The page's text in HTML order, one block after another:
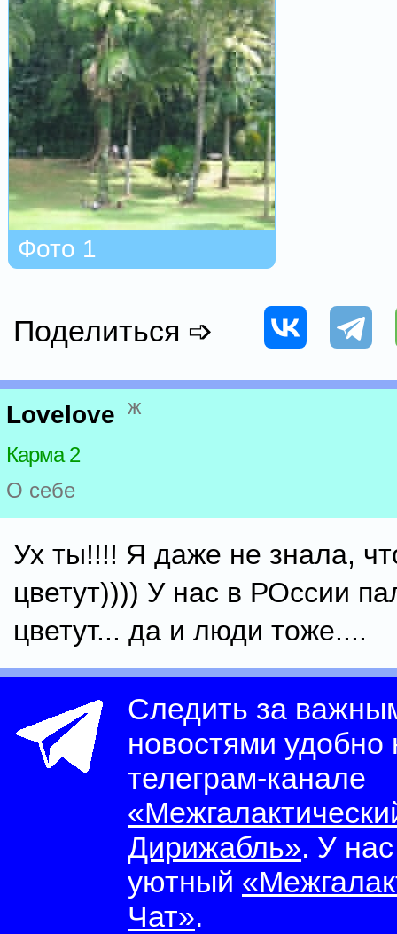
Фото 1
Поделиться ➩
Lovelove ж
Карма 2
О себе
Ух ты!!!! Я даже не знала,
цветут)))) У нас в РОссии
цветут... да и люди тоже....
Следить за
новостями
телеграм-канале
Дирижабль». У
уютный
Чат».